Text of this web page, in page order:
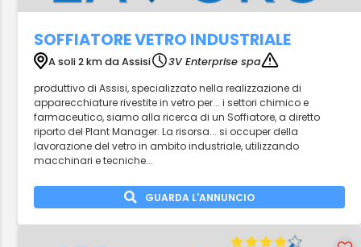
SOFFIATORE VETRO INDUSTRIALE
A soli 2 km da Assisi
3V Enterprise spa
produttivo di Assisi, specializzato nella realizzazione di
apparecchiature rivestite in vetro per... i settori chimico e
farmaceutico, siamo alla ricerca di un Soffiatore, a diretto
riporto del Plant Manager. La risorsa... si occuper della
lavorazione del vetro in ambito industriale, utilizzando
macchinari e tecniche...
GUARDA L'ANNUNCIO